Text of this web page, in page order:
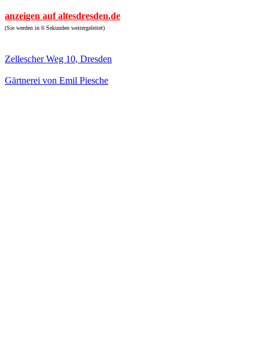
anzeigen auf altesdresden.de
(Sie werden in 6 Sekunden weitergeleitet)
Zellescher Weg 10, Dresden
Gärtnerei von Emil Piesche